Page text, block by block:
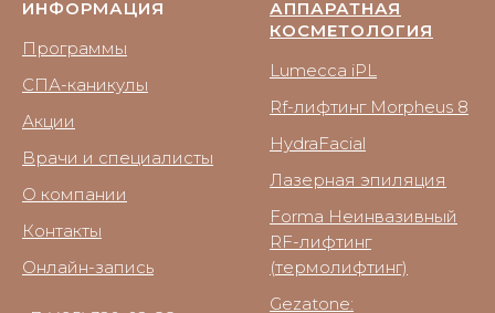
ИНФОРМАЦИЯ
Программы
СПА-каникулы
Акции
Врачи и специалисты
О компании
Контакты
Онлайн-запись
АППАРАТНАЯ
КОСМЕТОЛОГИЯ
Lumecca iPL
Rf-лифтинг Morpheus 8
HydraFacial
Лазерная эпиляция
Forma Неинвазивный
RF-лифтинг
(термолифтинг)
Gezatone: